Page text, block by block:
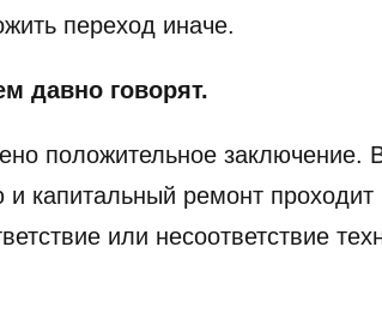
переход иначе.
давно говорят.
положительное заключение.
капитальный ремонт проходит
или несоответствие